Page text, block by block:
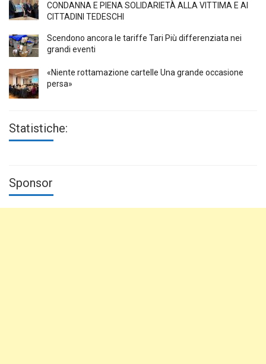
CONDANNA E PIENA SOLIDARIETÀ ALLA VITTIMA E AI
CITTADINI TEDESCHI
Scendono ancora le tariffe Tari Più differenziata nei
grandi eventi
«Niente rottamazione cartelle Una grande occasione
persa»
Statistiche:
Sponsor